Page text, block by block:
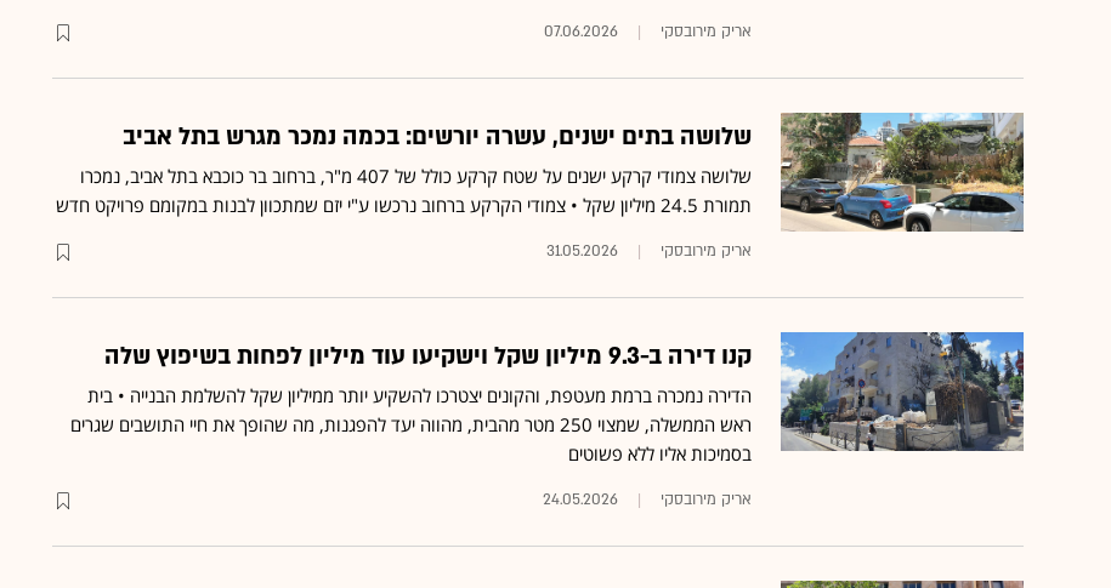
אריק מירובסקי 07.06.2026
שלושה בתים ישנים, עשרה יורשים: בכמה נמכר מגרש בתל אביב
שלושה צמודי קרקע ישנים על שטח קרקע כולל של 407 מ"ר, ברחוב בר כוכבא בתל אביב, נמכרו
תמורת 24.5 מיליון שקל • צמודי הקרקע ברחוב נרכשו ע"י יזם שמתכוון לבנות במקומם פרויקט חדש
אריק מירובסקי 31.05.2026
קנו דירה ב-9.3 מיליון שקל וישקיעו עוד מיליון לפחות בשיפוץ שלה
הדירה נמכרה ברמת מעטפת, והקונים יצטרכו להשקיע יותר ממיליון שקל להשלמת הבנייה • בית
ראש הממשלה, שמצוי 250 מטר מהבית, מהווה יעד להפגנות, מה שהופך את חיי התושבים שגרים
בסמיכות אליו ללא פשוטים
אריק מירובסקי 24.05.2026